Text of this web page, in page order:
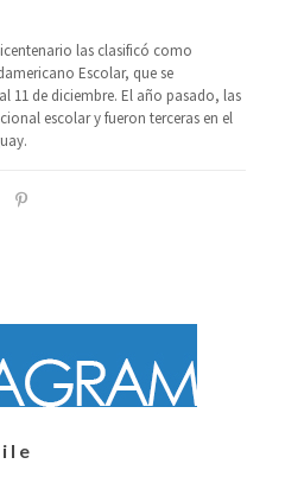
las clasificó como
Escolar, que se
11 de diciembre. El año pasado, las
escolar y fueron terceras en el